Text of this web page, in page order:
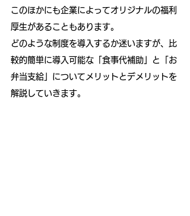
このほかにも企業によってオリジナルの福利
厚生があることもあります。
どのような制度を導入するか迷いますが、比
較的簡単に導入可能な「食事代補助」と「お
弁当支給」についてメリットとデメリットを
解説していきます。